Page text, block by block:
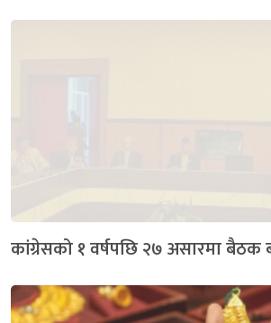
कांग्रेसको १ वर्षपछि २७ असारमा बैठक